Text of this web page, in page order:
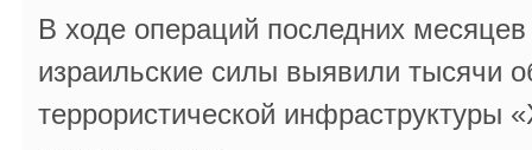
В ходе операций последних
израильские силы выявили тысячи
террористической инфраструктуры